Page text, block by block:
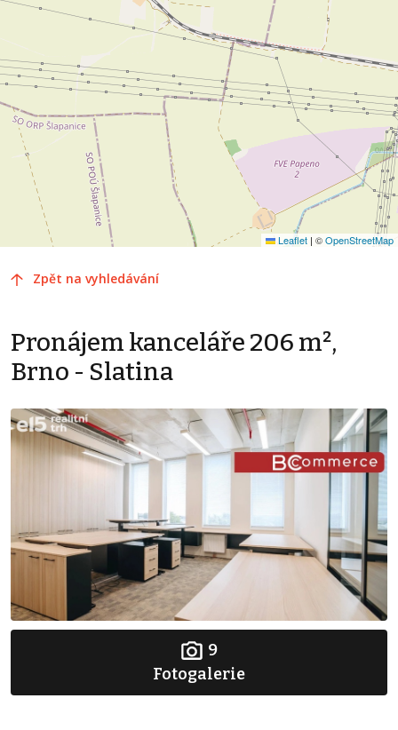
Leaflet | ©OpenStreetMap
Zpět na vyhledávání
Pronájem kanceláře 206 m²,
Brno - Slatina
9
Fotogalerie